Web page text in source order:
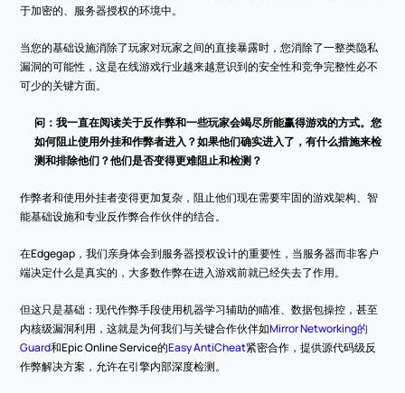
于加密的、服务器授权的环境中。
当您的基础设施消除了玩家对玩家之间的直接暴露时，您消除了一整类隐私
漏洞的可能性，这是在线游戏行业越来越意识到的安全性和竞争完整性必不
可少的关键方面。
问：我一直在阅读关于反作弊和一些玩家会竭尽所能赢得游戏的方式。您
如何阻止使用外挂和作弊者进入？如果他们确实进入了，有什么措施来检
测和排除他们？他们是否变得更难阻止和检测？
作弊者和使用外挂者变得更加复杂，阻止他们现在需要牢固的游戏架构、智
能基础设施和专业反作弊合作伙伴的结合。
在Edgegap，我们亲身体会到服务器授权设计的重要性，当服务器而非客户
端决定什么是真实的，大多数作弊在进入游戏前就已经失去了作用。
但这只是基础：现代作弊手段使用机器学习辅助的瞄准、数据包操控，甚至
内核级漏洞利用，这就是为何我们与关键合作伙伴如Mirror Networking的
Guard和Epic Online Service的Easy AntiCheat紧密合作，提供源代码级反
作弊解决方案，允许在引擎内部深度检测。